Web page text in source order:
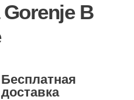
B
Бесплатная
доставка